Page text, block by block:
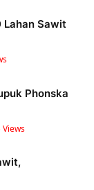
Lahan Sawit
Phonska
Views